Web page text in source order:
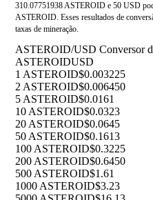
310.07751938 ASTEROID e 50 USD
ASTEROID. Esses resultados de
taxas de mineração.
ASTEROID/USD Conversor
ASTEROIDUSD
1 ASTEROID$0.003225
2 ASTEROID$0.006450
5 ASTEROID$0.0161
10 ASTEROID$0.0323
20 ASTEROID$0.0645
50 ASTEROID$0.1613
100 ASTEROID$0.3225
200 ASTEROID$0.6450
500 ASTEROID$1.61
1000 ASTEROID$3.23